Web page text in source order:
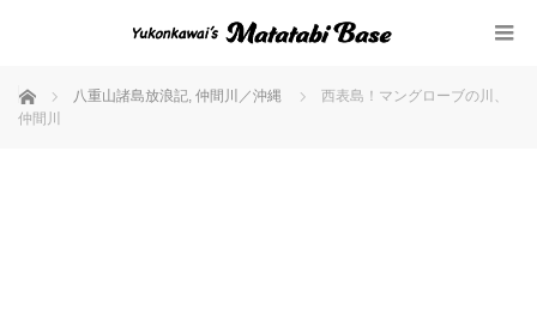
ホーム 八重山諸島放浪記, 仲間川／沖縄
西表島！マングローブの川、
仲間川